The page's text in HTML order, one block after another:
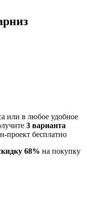
или в любое удобное
3 варианта
проект бесплатно
68% на покупку